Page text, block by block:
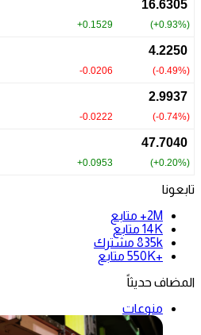
تابعونا
2M+
متابع
14K متابع
835k مشترك
+550K
متابع
المضاف حديثاً
منوعات